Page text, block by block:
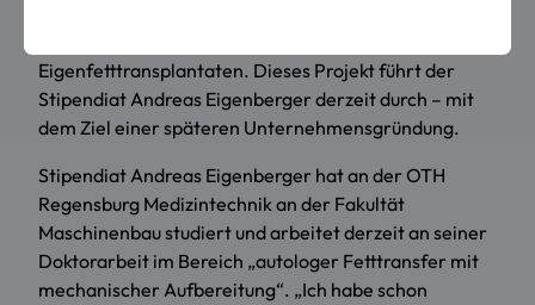
Eigenfetttransplantaten. Dieses Projekt führt der
Stipendiat Andreas Eigenberger derzeit durch – mit
dem Ziel einer späteren Unternehmensgründung.
Stipendiat Andreas Eigenberger hat an der OTH
Regensburg Medizintechnikan der Fakultät
Maschinenbau studiert und arbeitet derzeit an seiner
Doktorarbeit im Bereich „autologer Fetttransfer mit
mechanischer Aufbereitung“. „Ich habe schon